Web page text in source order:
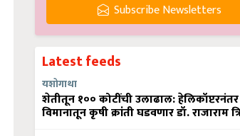
Subscribe Newsletters
Latest feeds
यशोगाथा
शेतीतून १०० कोटींची उलाढाल:
विमानातून कृषी क्रांती घडवणार डॉ. राजाराम